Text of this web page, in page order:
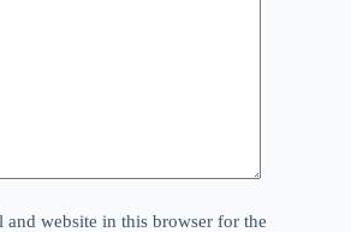
and website in this browser for the